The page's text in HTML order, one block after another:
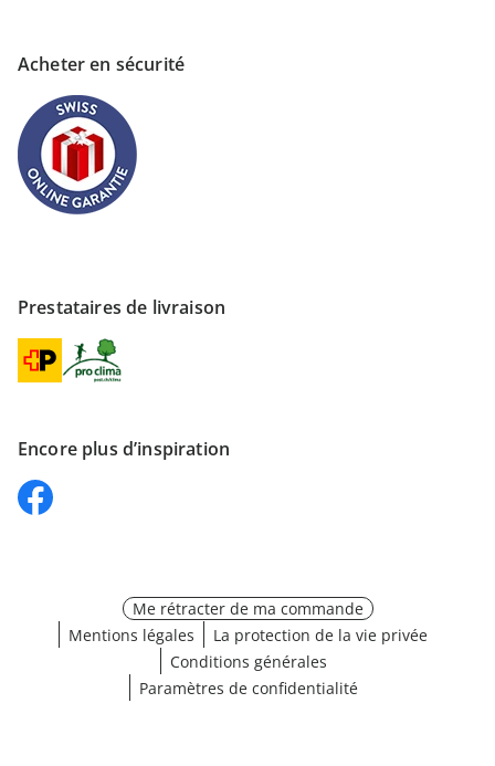
Acheter en sécurité
Prestataires de livraison
Encore plus d’inspiration
Me rétracter de ma commande
Mentions légales
La protection de la vie privée
Conditions générales
Paramètres de confidentialité